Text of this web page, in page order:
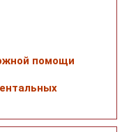
помощи